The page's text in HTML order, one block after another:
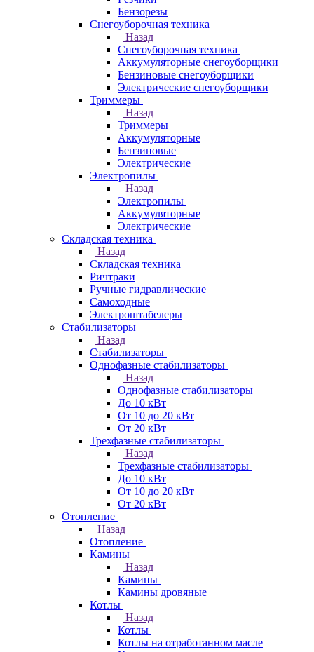
Бензорезы
Снегоуборочная техника
Назад
Снегоуборочная техника
Аккумуляторные снегоуборщики
Бензиновые снегоуборщики
Электрические снегоуборщики
Триммеры
Назад
Триммеры
Аккумуляторные
Бензиновые
Электрические
Электропилы
Назад
Электропилы
Аккумуляторные
Электрические
Складская техника
Назад
Складская техника
Ричтраки
Ручные гидравлические
Самоходные
Электроштабелеры
Стабилизаторы
Назад
Стабилизаторы
Однофазные стабилизаторы
Назад
Однофазные стабилизаторы
До 10 кВт
От 10 до 20 кВт
От 20 кВт
Трехфазные стабилизаторы
Назад
Трехфазные стабилизаторы
До 10 кВт
От 10 до 20 кВт
От 20 кВт
Отопление
Назад
Отопление
Камины
Назад
Камины
Камины дровяные
Котлы
Назад
Котлы
Котлы на отработанном масле